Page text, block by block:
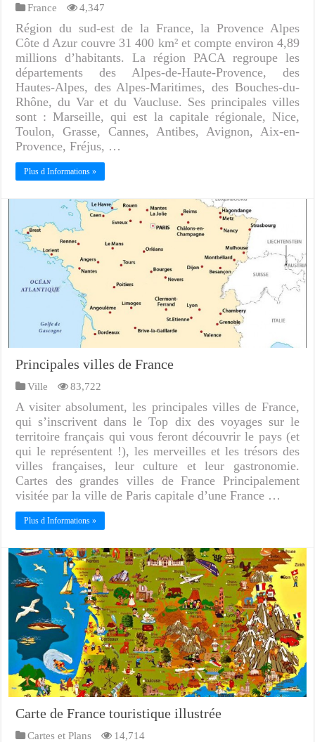
France 4,347
Région du sud-est de la France, la Provence Alpes
Côte d Azur couvre 31 400 km² et compte environ 4,89
millions d’habitants. La région PACA regroupe les
départements des Alpes-de-Haute-Provence, des
Hautes-Alpes, des Alpes-Maritimes, des Bouches-du-
Rhône, du Var et du Vaucluse. Ses principales villes
sont : Marseille, qui est la capitale régionale, Nice,
Toulon, Grasse, Cannes, Antibes, Avignon, Aix-en-
Provence, Fréjus, …
Plus d Informations »
Principales villes de France
Ville 83,722
A visiter absolument, les principales villes de France,
qui s’inscrivent dans le Top dix des voyages sur le
territoire français qui vous feront découvrir le pays (et
qui le représentent !), les merveilles et les trésors des
villes françaises, leur culture et leur gastronomie.
Cartes des grandes villes de France Principalement
visitée par la ville de Paris capitale d’une France …
Plus d Informations »
Carte de France touristique illustrée
Cartes et Plans 14,714